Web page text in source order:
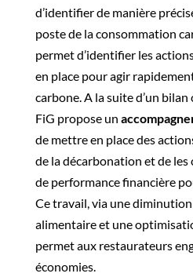
d’identifier de manière
poste de la consommation
permet d’identifier les
en place pour agir
carbone. A la suite d’un
FiG propose un
de mettre en place des
de la décarbonation et de
de performance financière
Ce travail, via une
alimentaire et une
permet aux restaurateurs
économies.